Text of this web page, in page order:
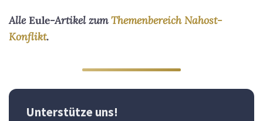
AlleEule-Artikel zumThemenbereich Nahost-
Konflikt.
Unterstütze uns!